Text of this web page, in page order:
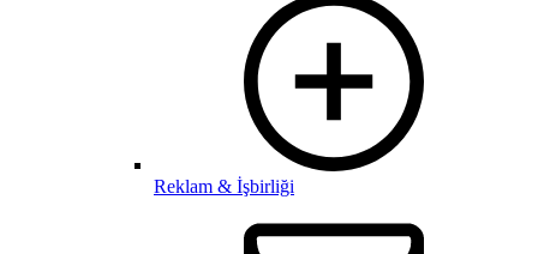
Reklam & İşbirliği